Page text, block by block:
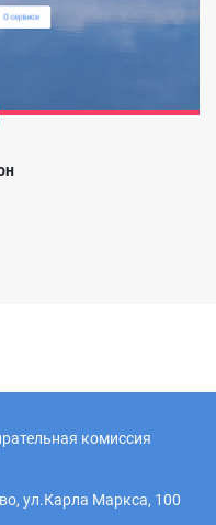
комиссия
ул.Карла Маркса, 100